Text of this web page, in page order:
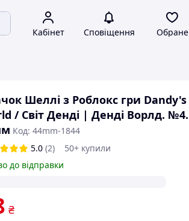
Кабінет Сповіщення Обране
Шеллі з Роблокс гри Dandy's
/ Світ Денді | Денді Ворлд. №4.
Код: 44mm-1844
5.0 (2)
50+ купили
до відправки
₴